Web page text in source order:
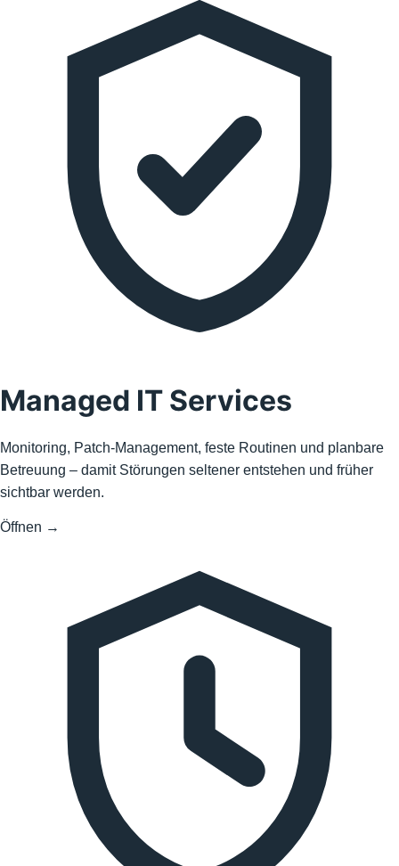
Managed IT Services
Monitoring, Patch-Management, feste Routinen und planbare
Betreuung – damit Störungen seltener entstehen und früher
sichtbar werden.
Öffnen →